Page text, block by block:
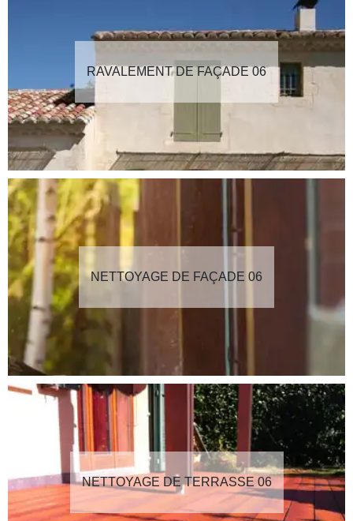
RAVALEMENT DE FAÇADE 06
NETTOYAGE DE FAÇADE 06
NETTOYAGE DE TERRASSE 06